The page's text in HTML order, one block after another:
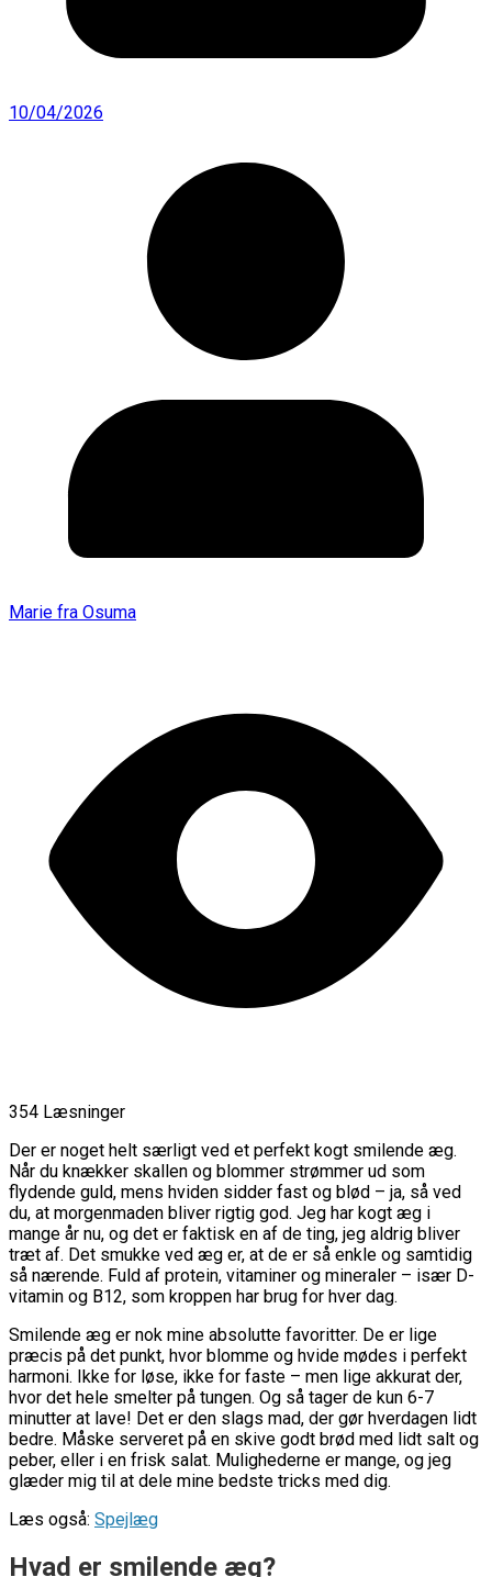
10/04/2026
Marie fra Osuma
354 Læsninger
Der er noget helt særligt ved et perfekt kogt smilende æg.
Når du knækker skallen og blommer strømmer ud som
flydende guld, mens hviden sidder fast og blød – ja, så ved
du, at morgenmaden bliver rigtig god. Jeg har kogt æg i
mange år nu, og det er faktisk en af de ting, jeg aldrig bliver
træt af. Det smukke ved æg er, at de er så enkle og samtidig
så nærende. Fuld af protein, vitaminer og mineraler – især D-
vitamin og B12, som kroppen har brug for hver dag.
Smilende æg er nok mine absolutte favoritter. De er lige
præcis på det punkt, hvor blomme og hvide mødes i perfekt
harmoni. Ikke for løse, ikke for faste – men lige akkurat der,
hvor det hele smelter på tungen. Og så tager de kun 6-7
minutter at lave! Det er den slags mad, der gør hverdagen lidt
bedre. Måske serveret på en skive godt brød med lidt salt og
peber, eller i en frisk salat. Mulighederne er mange, og jeg
glæder mig til at dele mine bedste tricks med dig.
Læs også: Spejlæg
Hvad er smilende æg?